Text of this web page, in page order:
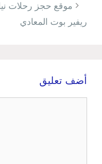
موقع حجز رحلات
ريفير بوت المعادي
أضف تعليق